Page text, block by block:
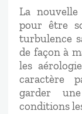
La
pour être
turbulence
de façon à
les
caractère
garder
conditions